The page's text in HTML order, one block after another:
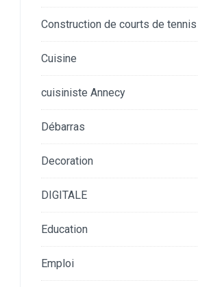
Construction de courts de
Cuisine
cuisiniste Annecy
Débarras
Decoration
DIGITALE
Education
Emploi